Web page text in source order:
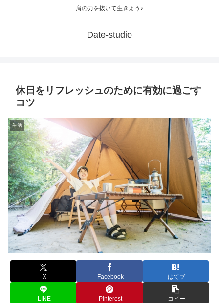
肩の力を抜いて生きよう♪
Date-studio
休日をリフレッシュのために有効に過ごす
コツ
生活
X Facebook はてブ
LINE Pinterest コピー